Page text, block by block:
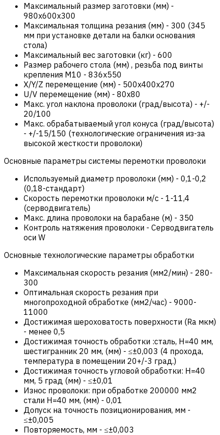
Максимальный размер заготовки (мм) -
980х600х300
Максимальная толщина резания (мм) - 300 (345
мм при установке детали на балки основания
стола)
Максимальный вес заготовки (кг) - 600
Размер рабочего стола (мм) , резьба под винты
крепления М10 - 836х550
X/Y/Z перемещение (мм) - 500х400х270
U/V перемещение (мм) - 80х80
Макс. угол наклона проволоки (град/высота) - +/-
20/100
Макс. обрабатываемый угол конуса (град/высота)
- +/-15/150 (технологические ограничения из-за
высокой жесткости проволоки)
Основные параметры системы перемотки проволоки
Используемый диаметр проволоки (мм) - 0,1-0,2
(0,18-стандарт)
Скорость перемотки проволоки м/с - 1-11,4
(серводвигатель)
Макс. длина проволоки на барабане (м) - 350
Контроль натяжения проволоки - Серводвигатель
оси W
Основные технологические параметры обработки
Максимальная скорость резания (мм2/мин) - 280-
300
Оптимальная скорость резания при
многопроходной обработке (мм2/час) - 9000-
11000
Достижимая шероховатость поверхности (Ra мкм)
- менее 0,5
Достижимая точность обработки :сталь, Н=40 мм,
шестигранник 20 мм, (мм) - ≤±0,003 (4 прохода,
температура в помещении 20+/-3 град.)
Достижимая точность угловой обработки: Н=40
мм, 5 град (мм) - ≤±0,01
Износ проволоки: при обработке 200000 мм2
стали Н=40 мм, (мм) - 0,01
Допуск на точность позиционирования, мм -
≤±0,005
Повторяемость, мм - ≤±0,003